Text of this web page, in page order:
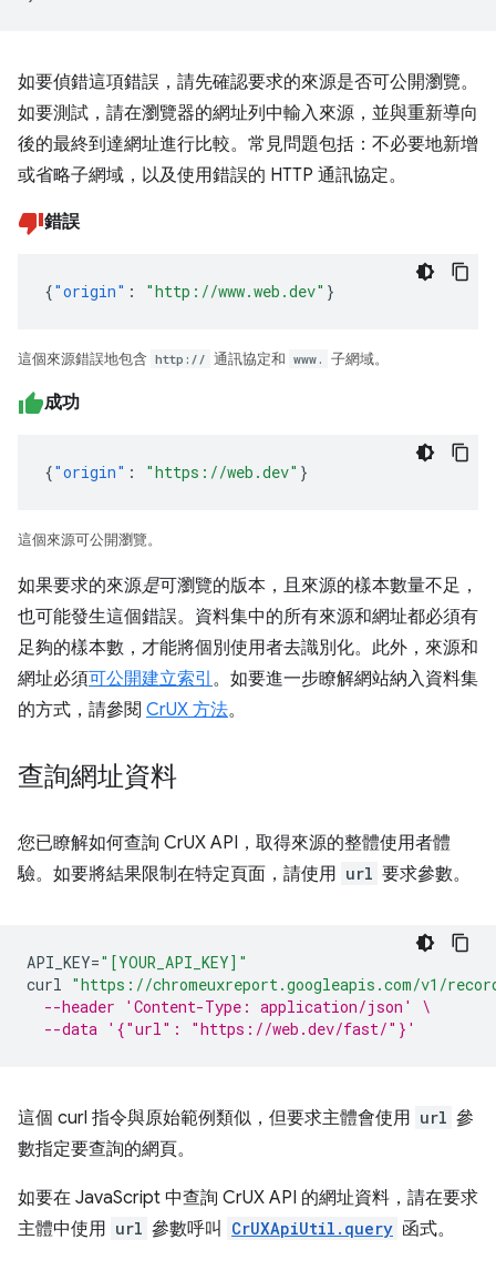
如要偵錯這項錯誤，請先確認要求的來源是否可公開瀏覽。
如要測試，請在瀏覽器的網址列中輸入來源，並與重新導向
後的最終到達網址進行比較。常見問題包括：不必要地新增
或省略子網域，以及使用錯誤的 HTTP 通訊協定。
錯誤
{"origin" : "http://www.web.dev" }
這個來源錯誤地包含 http:// 通訊協定和 www. 子網域。
成功
{"origin" : "https://web.dev" }
這個來源可公開瀏覽。
如果要求的來源是可瀏覽的版本，且來源的樣本數量不足，
也可能發生這個錯誤。資料集中的所有來源和網址都必須有
足夠的樣本數，才能將個別使用者去識別化。此外，來源和
網址必須可公開建立索引 。如要進一步瞭解網站納入資料集
的方式，請參閱 CrUX 方法。
查詢網址資料
您已瞭解如何查詢 CrUX API，取得來源的整體使用者體
驗。如要將結果限制在特定頁面，請使用 url 要求參數。
API_KEY="[YOUR_API_KEY]"
curl "https://chromeuxreport.googleapis.com/v1/
--header 'Content-Type: application/json' \
--data '{"url": "https://web.dev/fast/"}'
這個 curl 指令與原始範例類似，但要求主體會使用 url 參
數指定要查詢的網頁。
如要在 JavaScript 中查詢 CrUX API 的網址資料，請在要求
主體中使用 url 參數呼叫 CrUXApiUtil.query 函式。